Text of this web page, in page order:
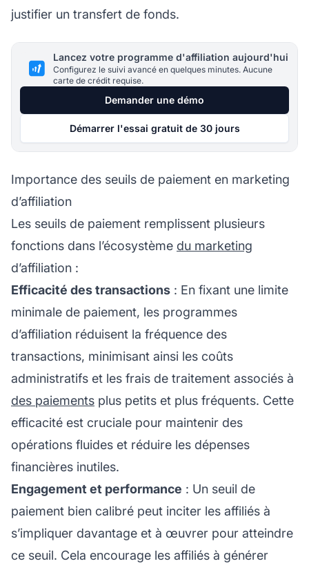
justifier un transfert de fonds.
Lancez votre programme d'affiliation aujourd'hui
Configurez le suivi avancé en quelques minutes. Aucune
carte de crédit requise.
Demander une démo
Démarrer l'essai gratuit de 30 jours
Importance des seuils de paiement en marketing
d’affiliation
Les seuils de paiement remplissent plusieurs
fonctions dans l’écosystème du marketing
d’affiliation :
Efficacité des transactions : En fixant une limite
minimale de paiement, les programmes
d’affiliation réduisent la fréquence des
transactions, minimisant ainsi les coûts
administratifs et les frais de traitement associés à
des paiements plus petits et plus fréquents. Cette
efficacité est cruciale pour maintenir des
opérations fluides et réduire les dépenses
financières inutiles.
Engagement et performance : Un seuil de
paiement bien calibré peut inciter les affiliés à
s’impliquer davantage et à œuvrer pour atteindre
ce seuil. Cela encourage les affiliés à générer